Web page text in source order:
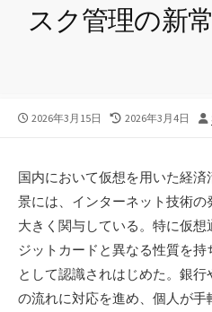
スク管理の新
公
2026年3月15日
最
新
日
2026年3月4日
国内において仮想を用いた経
景には、インターネット技術
大きく関与している。 特に仮想
ジットカードと異なる性質を
として認識されはじめた。銀
の流れに対応を進め、個人が